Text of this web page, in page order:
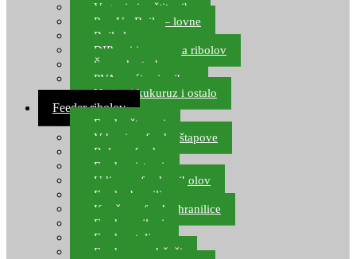
Vaganje i zaštita ribe
Pop Up Boile – lovne
Boile lovne
DIP-ovi i arome za ribolov
Šaranske torbe
PVA vrećice i pribor
Umjetni kukuruz i ostalo
Feeder ribolov
Feeder štapovi
Vrhovi za feeder štapove
Role za feeder
Feeder sistemi
Udice za feeder ribolov
Feeder hranilice
Kopče za feeder hranilice
Feeder najloni
Feeder stolice
Feeder arm držači